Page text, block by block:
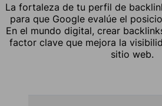
La fortaleza de tu perfil de
para que Google evalúe el
En el mundo digital, crear
factor clave que mejora la
sitio web.